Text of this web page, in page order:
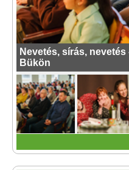
Nevetés, sírás,
Bükön